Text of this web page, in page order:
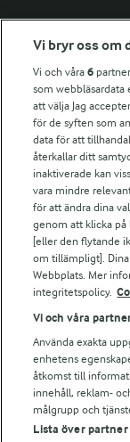
Fler Arlasajter
För ägare
Arlas kundportal
Arla.com
Falbygdens Ost
Arla webbshop
Bildbank
Följ oss
© 2026 Arla Foods
Vi bryr oss om
Vi och våra6
som
att välja Jag
för de syften som
data för att
återkallar ditt
inaktiverade kan
vara mindre
för att ändra dina
genom att klicka på
[eller den flytande
om tillämpligt].
Webbplats. Mer
integritetspolicy.
Vi och våra
Använda exakta
enhetens
åtkomst till
innehåll, reklam-
målgrupp och
Lista över